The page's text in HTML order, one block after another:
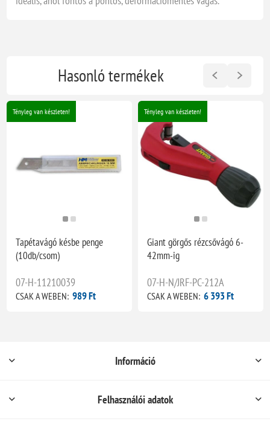
Hasonló termékek
Tényleg van készleten!
Tapétavágó késbe penge
(10db/csom)
07-H-11210039
CSAK A WEBEN: 989 Ft
Tényleg van készleten!
Giant görgős rézcsővágó 6-
42mm-ig
07-H-N/JRF-PC-212A
CSAK A WEBEN: 6 393 Ft
Információ
Felhasználói adatok